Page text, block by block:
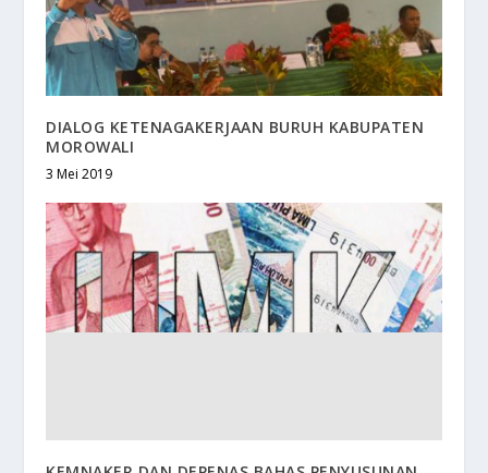
DIALOG KETENAGAKERJAAN BURUH KABUPATEN
MOROWALI
3 Mei 2019